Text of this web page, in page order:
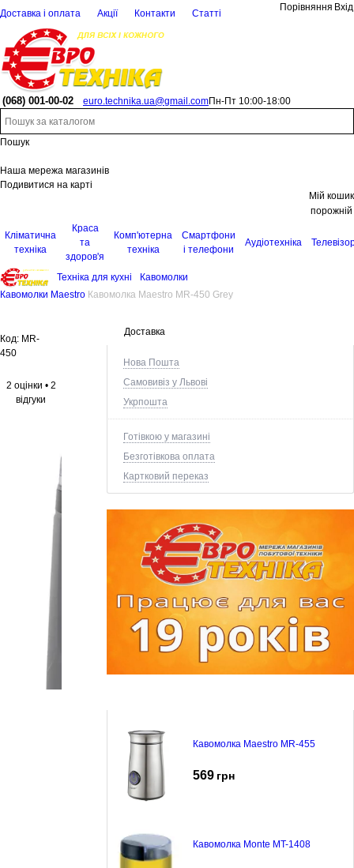
Доставка і оплата Акції Контакти Статті
Порівняння Вхід
(068) 001-00-02 euro.technika.ua@gmail.comПн-Пт 10:00-18:00
Пошук
Наша мережа магазинів
Подивитися на карті
Мій кошик
порожній
Кліматична
техніка
Краса
та
здоров'я
Комп'ютерна
техніка
Смартфони
і телефони
Аудіотехніка
Техніка для кухні
Кавомолки
Кавомолки Maestro Кавомолка Maestro MR-450 Grey
Доставка
Нова Пошта
Самовивіз у Львові
Укрпошта
Готівкою у магазині
Безготівкова оплата
Картковий переказ
Кавомолка Maestro MR-455
569 грн
Кавомолка Monte MT-1408
Код: MR-
450
2 оцінки • 2
відгуки